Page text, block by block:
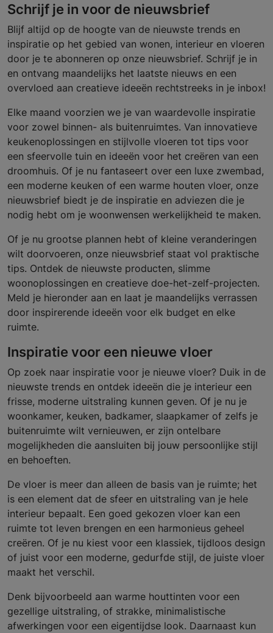
Schrijf je in voor de nieuwsbrief
Blijf altijd op de hoogte van de nieuwste trends en
inspiratie op het gebied van wonen, interieur en vloeren
door je te abonneren op onze nieuwsbrief. Schrijf je in
en ontvang maandelijks het laatste nieuws en een
overvloed aan creatieve ideeën rechtstreeks in je inbox!
Elke maand voorzien we je van waardevolle inspiratie
voor zowel binnen- als buitenruimtes. Van innovatieve
keukenoplossingen en stijlvolle vloeren tot tips voor
een sfeervolle tuin en ideeën voor het creëren van een
droomhuis. Of je nu fantaseert over een luxe zwembad,
een moderne keuken of een warme houten vloer, onze
nieuwsbrief biedt je de inspiratie en adviezen die je
nodig hebt om je woonwensen werkelijkheid te maken.
Of je nu grootse plannen hebt of kleine veranderingen
wilt doorvoeren, onze nieuwsbrief staat vol praktische
tips. Ontdek de nieuwste producten, slimme
woonoplossingen en creatieve doe-het-zelf-projecten.
Meld je hieronder aan en laat je maandelijks verrassen
door inspirerende ideeën voor elk budget en elke
ruimte.
Inspiratie voor een nieuwe vloer
Op zoek naar inspiratie voor je nieuwe vloer? Duik in de
nieuwste trends en ontdek ideeën die je interieur een
frisse, moderne uitstraling kunnen geven. Of je nu je
woonkamer, keuken, badkamer, slaapkamer of zelfs je
buitenruimte wilt vernieuwen, er zijn ontelbare
mogelijkheden die aansluiten bij jouw persoonlijke stijl
en behoeften.
De vloer is meer dan alleen de basis van je ruimte; het
is een element dat de sfeer en uitstraling van je hele
interieur bepaalt. Een goed gekozen vloer kan een
ruimte tot leven brengen en een harmonieus geheel
creëren. Of je nu kiest voor een klassiek, tijdloos design
of juist voor een moderne, gedurfde stijl, de juiste vloer
maakt het verschil.
Denk bijvoorbeeld aan warme houttinten voor een
gezellige uitstraling, of strakke, minimalistische
afwerkingen voor een eigentijdse look. Daarnaast kun